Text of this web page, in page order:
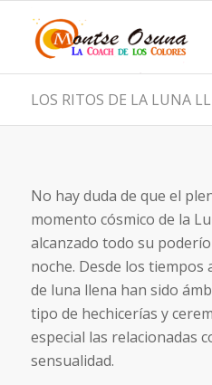
LOS RITOS DE LA LUNA
No hay duda de que el
momento cósmico de la
alcanzado todo su
noche. Desde los tiempos
de luna llena han sido
tipo de hechicerías y
especial las relacionadas
sensualidad.